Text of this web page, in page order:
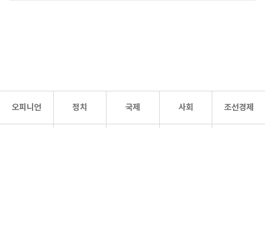
오피니언 정치 국제 사회 조선경제